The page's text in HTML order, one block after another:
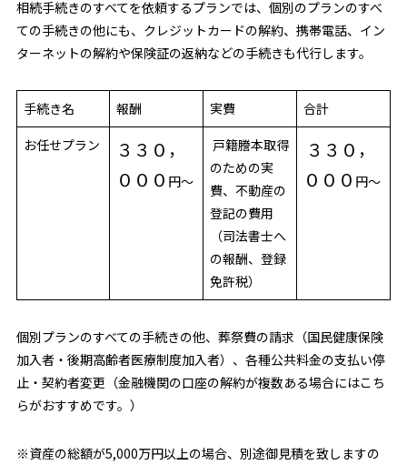
相続手続きのすべてを依頼するプランでは、個別のプランのすべ
ての手続きの他にも、クレジットカードの解約、携帯電話、イン
ターネットの解約や保険証の返納などの手続きも代行します。
手続き名 報酬 実費
合計
お任せプラン
３３０，
０００ 円～
戸籍謄本取得
のための実
費、不動産の
登記の費用
（司法書士へ
の報酬、登録
免許税）
３３０，
０００ 円～
個別プランのすべての手続きの他、葬祭費の請求（国民健康保険
加入者・後期高齢者医療制度加入者）、各種公共料金の支払い停
止・契約者変更（金融機関の口座の解約が複数ある場合にはこち
らがおすすめです。）
※資産の総額が5,000万円以上の場合、別途御見積を致しますの